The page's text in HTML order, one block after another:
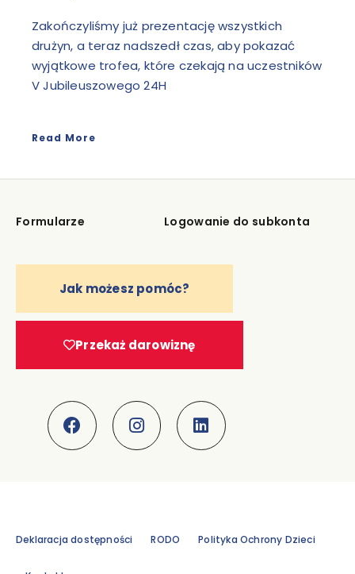
Zakończyliśmy już prezentację wszystkich
drużyn, a teraz nadszedł czas, aby pokazać
wyjątkowe trofea, które czekają na uczestników
V Jubileuszowego 24H
Read More
Formularze Logowanie do subkonta
Jak możesz pomóc?
Przekaż darowiznę
Deklaracja dostępności RODO Polityka Ochrony Dzieci